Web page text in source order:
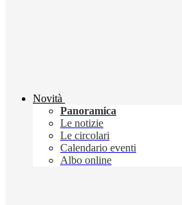
Novità
Panoramica
Le notizie
Le circolari
Calendario eventi
Albo online